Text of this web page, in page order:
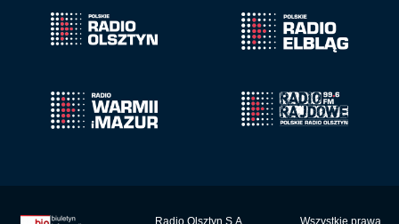
Radio Olsztyn S.A. Wszystkie prawa